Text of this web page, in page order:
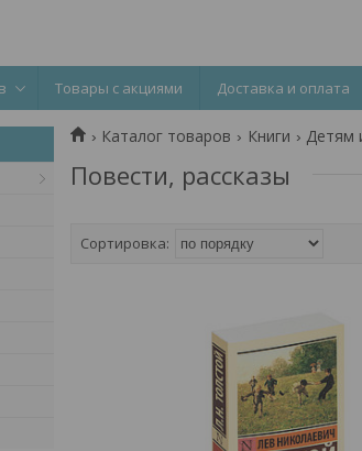
Товары с акциями Доставка и оплата
Каталог товаров Книги Детям
Повести, рассказы